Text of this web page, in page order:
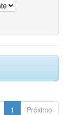
1 Próximo